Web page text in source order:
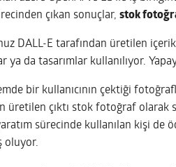
çıkan sonuçlar, stok
DALL-E tarafından üretilen
ya da tasarımlar kullanılıyor.
bir kullanıcının çektiği
üretilen çıktı stok fotoğraf olarak
sürecinde kullanılan kişi de
oluyor.